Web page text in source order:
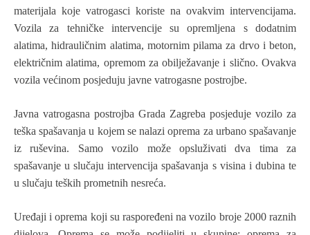
materijala koje vatrogasci koriste na ovakvim intervencijama.
Vozila za tehničke intervencije su opremljena s dodatnim
alatima, hidrauličnim alatima, motornim pilama za drvo i beton,
električnim alatima, opremom za obilježavanje i slično. Ovakva
vozila većinom posjeduju javne vatrogasne postrojbe.
Javna vatrogasna postrojba Grada Zagreba posjeduje vozilo za
teška spašavanja u kojem se nalazi oprema za urbano spašavanje
iz ruševina. Samo vozilo može opsluživati dva tima za
spašavanje u slučaju intervencija spašavanja s visina i dubina te
u slučaju teških prometnih nesreća.
Uređaji i oprema koji su raspoređeni na vozilo broje 2000 raznih